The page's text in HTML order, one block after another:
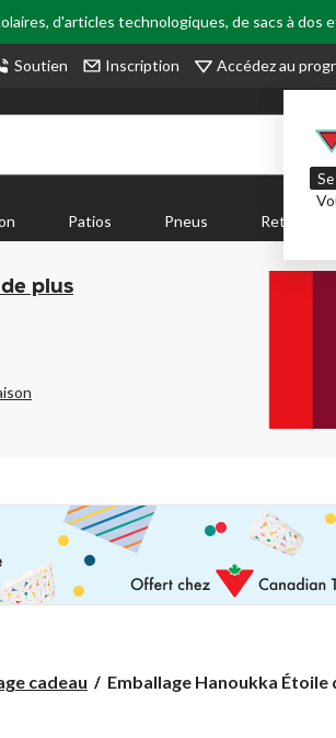
d'articles technologiques, de sacs à dos
Soutien Inscription Accédez au
Patios Pneus Retour en
plus
cadeau
Emballage
Emballage Hanoukka Étoile